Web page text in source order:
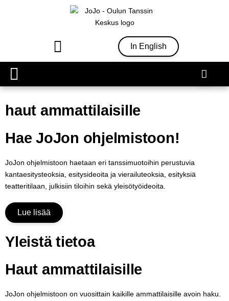
In English
haut ammattilaisille
Hae JoJon ohjelmistoon!
JoJon ohjelmistoon haetaan eri tanssimuotoihin perustuvia
kantaesitysteoksia, esitysideoita ja vierailuteoksia, esityksiä
teatteritilaan, julkisiin tiloihin sekä yleisötyöideoita.
Lue lisää
Yleistä tietoa
Haut ammattilaisille
JoJon ohjelmistoon on vuosittain kaikille ammattilaisille avoin haku.